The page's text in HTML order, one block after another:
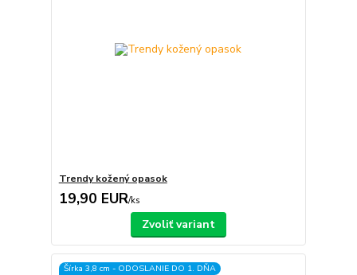
Trendy kožený opasok
19,90 EUR/ks
Zvoliť variant
Šírka 3,8 cm - ODOSLANIE DO 1. DŇA